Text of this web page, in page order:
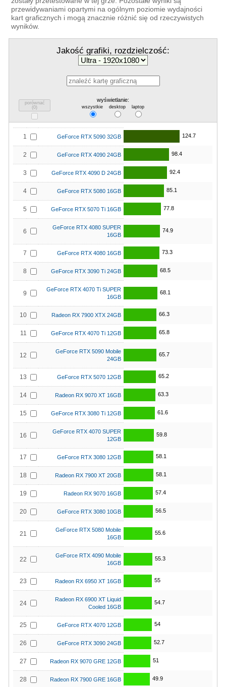
przewidywaniami opartymi na ogólnym poziomie wydajności
kart graficznych i mogą znacznie różnić się od rzeczywistych
wyników.
Jakość grafiki, rozdzielczość:
porównać
(0)
wyświetlanie:
wszystkie desktop laptop
1 GeForce RTX 5090 32GB 124.7
2 GeForce RTX 4090 24GB 98.4
3 GeForce RTX 4090 D 24GB 92.4
4 GeForce RTX 5080 16GB 85.1
5 GeForce RTX 5070 Ti 16GB 77.8
6
GeForce RTX 4080 SUPER
16GB
74.9
7 GeForce RTX 4080 16GB 73.3
8 GeForce RTX 3090 Ti 24GB 68.5
9
GeForce RTX 4070 Ti SUPER
16GB
68.1
10 Radeon RX 7900 XTX 24GB 66.3
11 GeForce RTX 4070 Ti 12GB 65.8
12
GeForce RTX 5090 Mobile
24GB
65.7
13 GeForce RTX 5070 12GB 65.2
14 Radeon RX 9070 XT 16GB 63.3
15 GeForce RTX 3080 Ti 12GB 61.6
16
GeForce RTX 4070 SUPER
12GB
59.8
17 GeForce RTX 3080 12GB 58.1
18 Radeon RX 7900 XT 20GB 58.1
19 Radeon RX 9070 16GB 57.4
20 GeForce RTX 3080 10GB 56.5
21
GeForce RTX 5080 Mobile
16GB
55.6
22
GeForce RTX 4090 Mobile
16GB
55.3
23 Radeon RX 6950 XT 16GB 55
24
Radeon RX 6900 XT Liquid
Cooled 16GB
54.7
25 GeForce RTX 4070 12GB 54
26 GeForce RTX 3090 24GB 52.7
27 Radeon RX 9070 GRE 12GB 51
28 Radeon RX 7900 GRE 16GB 49.9